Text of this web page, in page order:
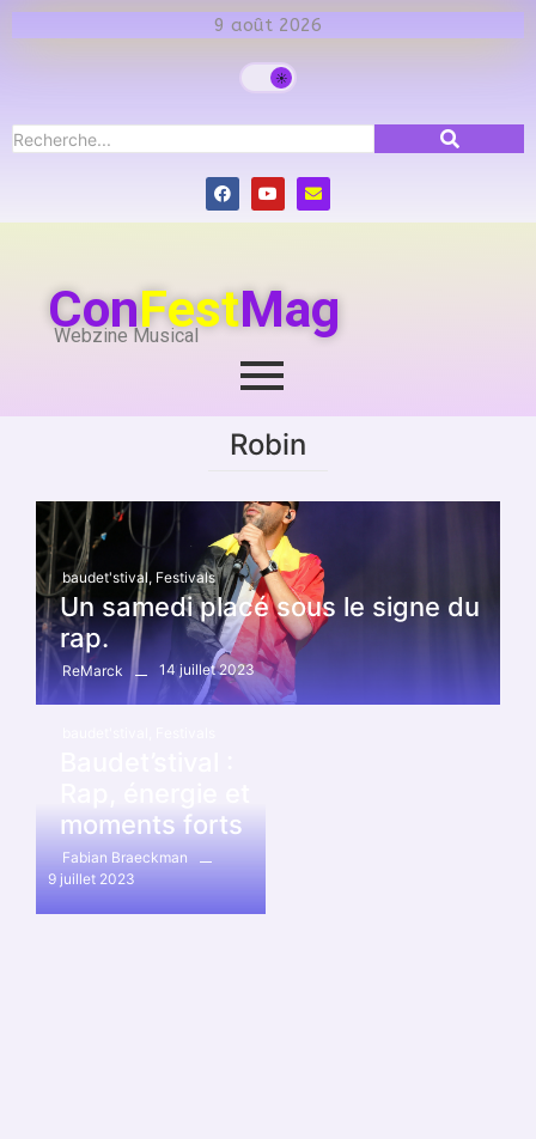
9 août 2026
ConFestMag
Webzine Musical
Robin
baudet'stival, Festivals
Un samedi placé sous le signe du
rap.
ReMarck 14 juillet 2023
moments forts
Fabian Braeckman
9 juillet 2023